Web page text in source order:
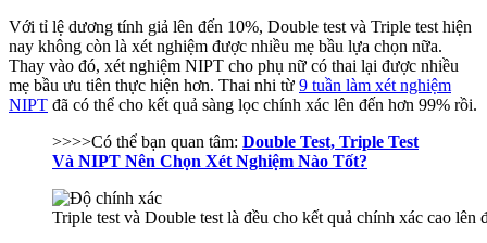
Với tỉ lệ dương tính giả lên đến 10%, Double test và Triple test hiện
nay không còn là xét nghiệm được nhiều mẹ bầu lựa chọn nữa.
Thay vào đó, xét nghiệm NIPT cho phụ nữ có thai lại được nhiều
mẹ bầu ưu tiên thực hiện hơn. Thai nhi từ 9 tuần làm xét nghiệm
NIPT đã có thể cho kết quả sàng lọc chính xác lên đến hơn 99% rồi.
>>>>Có thể bạn quan tâm: Double Test, Triple Test
Và NIPT Nên Chọn Xét Nghiệm Nào Tốt?
Triple test và Double test là đều cho kết quả chính xác cao lên